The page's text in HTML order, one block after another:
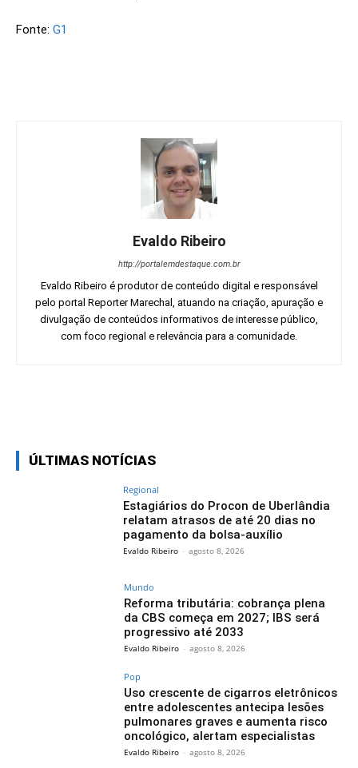
Fonte: G1
Evaldo Ribeiro
http://portalemdestaque.com.br
Evaldo Ribeiro é produtor de conteúdo digital e responsável
pelo portal Reporter Marechal, atuando na criação, apuração e
divulgação de conteúdos informativos de interesse público,
com foco regional e relevância para a comunidade.
ÚLTIMAS NOTÍCIAS
Regional
Estagiários do Procon de Uberlândia
relatam atrasos de até 20 dias no
pagamento da bolsa-auxílio
Evaldo Ribeiro - agosto 8, 2026
Mundo
Reforma tributária: cobrança plena
da CBS começa em 2027; IBS será
progressivo até 2033
Evaldo Ribeiro - agosto 8, 2026
Pop
Uso crescente de cigarros eletrônicos
entre adolescentes antecipa lesões
pulmonares graves e aumenta risco
oncológico, alertam especialistas
Evaldo Ribeiro - agosto 8, 2026